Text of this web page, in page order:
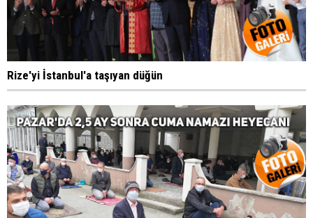
Rize'yi İstanbul'a taşıyan düğün